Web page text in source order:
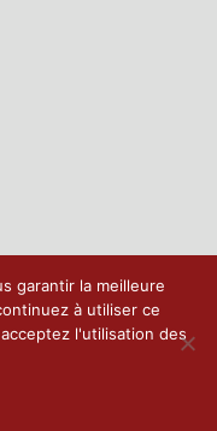
garantir la meilleure
à utiliser ce
l'utilisation des